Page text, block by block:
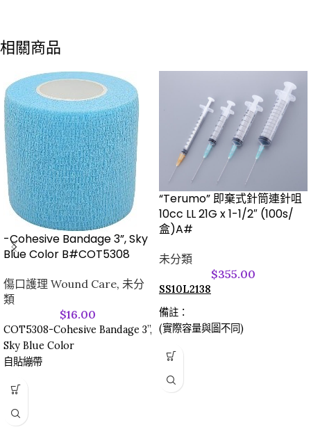
相關商品
-Cohesive Bandage 3”, Sky
Blue Color B#COT5308
傷口護理 Wound Care, 未分
類
$16.00
COT5308-Cohesive Bandage 3”,
Sky Blue Color
自貼繃帶
“Terumo” 即棄式針筒連針咀
10cc LL 21G x 1-1/2″ (100s/
盒)A#
未分類
$355.00
SS10L2138
備註：
(實際容量與圖不同)